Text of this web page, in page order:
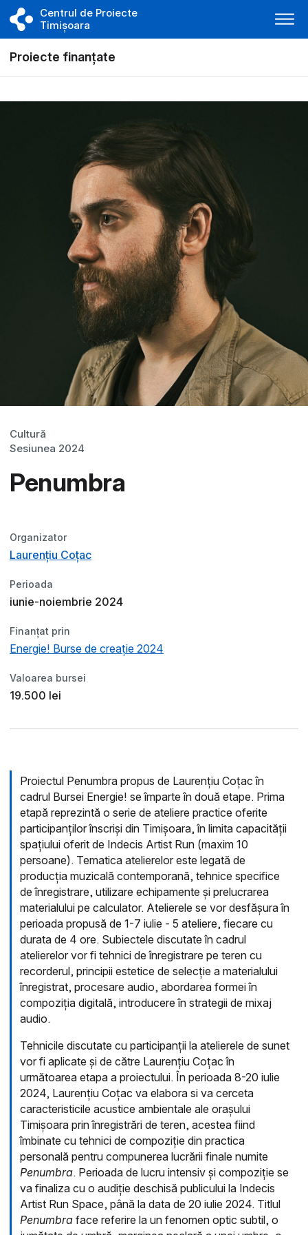
Centrul de Proiecte
Timișoara
Proiecte finanțate
Cultură
Sesiunea 2024
Penumbra
Organizator
Laurențiu Coțac
Perioada
iunie-noiembrie 2024
Finanțat prin
Energie! Burse de creație 2024
Valoarea bursei
19.500 lei
Proiectul Penumbra propus de Laurențiu Coțac în
cadrul Bursei Energie! se împarte în două etape. Prima
etapă reprezintă o serie de ateliere practice oferite
participanților înscriși din Timișoara, în limita capacității
spațiului oferit de Indecis Artist Run (maxim 10
persoane). Tematica atelierelor este legată de
producția muzicală contemporană, tehnice specifice
de înregistrare, utilizare echipamente și prelucrarea
materialului pe calculator. Atelierele se vor desfășura în
perioada propusă de 1-7 iulie - 5 ateliere, fiecare cu
durata de 4 ore. Subiectele discutate în cadrul
atelierelor vor fi tehnici de înregistrare pe teren cu
recorderul, principii estetice de selecție a materialului
înregistrat, procesare audio, abordarea formei în
compoziția digitală, introducere în strategii de mixaj
audio.
Tehnicile discutate cu participanții la atelierele de sunet
vor fi aplicate și de către Laurențiu Coțac în
următoarea etapa a proiectului. În perioada 8-20 iulie
2024, Laurențiu Coțac va elabora si va cerceta
caracteristicile acustice ambientale ale orașului
Timișoara prin înregistrări de teren, acestea fiind
îmbinate cu tehnici de compoziție din practica
personală pentru compunerea lucrării finale numite
Penumbra. Perioada de lucru intensiv și compoziție se
va finaliza cu o audiție deschisă publicului la Indecis
Artist Run Space, până la data de 20 iulie 2024. Titlul
Penumbra face referire la un fenomen optic subtil, o